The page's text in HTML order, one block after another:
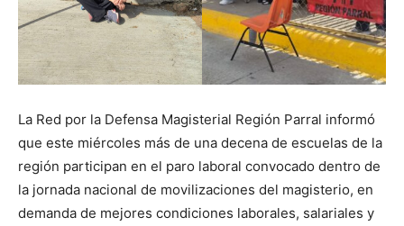
La Red por la Defensa Magisterial Región Parral informó
que este miércoles más de una decena de escuelas de la
región participan en el paro laboral convocado dentro de
la jornada nacional de movilizaciones del magisterio, en
demanda de mejores condiciones laborales, salariales y